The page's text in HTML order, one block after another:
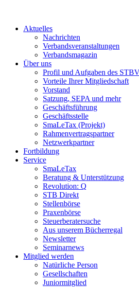
Aktuelles
Nachrichten
Verbandsveranstaltungen
Verbandsmagazin
Über uns
Profil und Aufgaben des
Vorteile Ihrer Mitgliedschaft
Vorstand
Satzung, SEPA und mehr
Geschäftsführung
Geschäftsstelle
SmaLeTax (Projekt)
Rahmenvertragspartner
Netzwerkpartner
Fortbildung
Service
SmaLeTax
Beratung & Unterstützung
Revolution: Q
STB Direkt
Stellenbörse
Praxenbörse
Steuerberatersuche
Aus unserem Bücherregal
Newsletter
Seminarnews
Mitglied werden
Natürliche Person
Gesellschaften
Juniormitglied